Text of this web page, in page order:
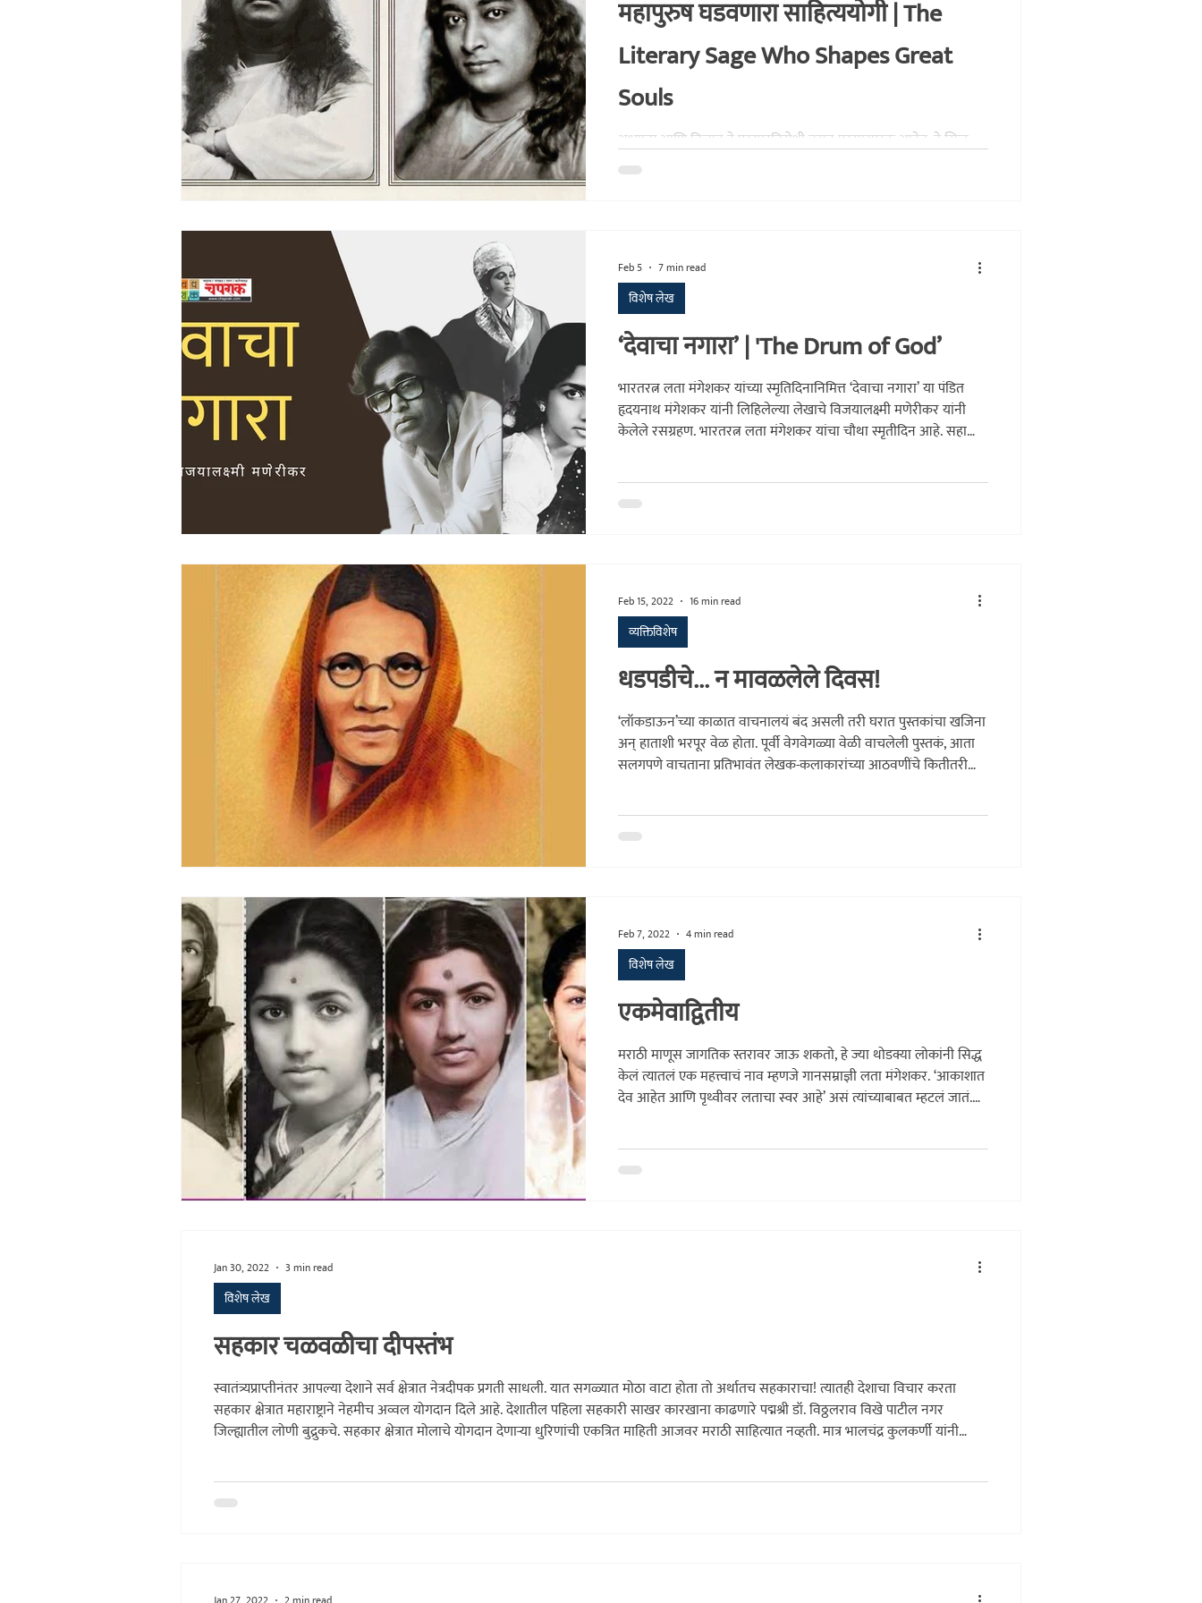
महापुरुष घडवणारा साहित्ययोगी | The
Literary Sage Who Shapes Great
Souls
अध्यात्म आणि विज्ञान हे परस्परविरोधी नसून परस्परपूरक आहेत, हे सिद्ध
करणारे क्रांतिकारी विचार असलेल्या; आधुनिक युगात मानसिक शांती आणि
यशाचा मार्ग दाखवणाऱ्या श्री परमहंस योगानंद यांच्या कालातीत साहित्यावर
‌‘देवाचा नगारा‌’ | 'The Drum of God’
भारतरत्न लता मंगेशकर यांच्या स्मृतिदिनानिमित्त ‌‘देवाचा नगारा‌’ या पंडित
हृदयनाथ मंगेशकर यांनी लिहिलेल्या लेखाचे विजयालक्ष्मी मणेरीकर यांनी
केलेले रसग्रहण. भारतरत्न लता मंगेशकर यांचा चौथा स्मृतीदिन आहे. सहा
स्मृतिपट लेखांच्या शृंखलेतून स्वतःच्या शब्दांत मांडत आहेत. त्यांचे लेखन
विशेष लेख
Feb 5 7 min read
धडपडीचे... न मावळलेले दिवस!
‘लॉकडाऊन’च्या काळात वाचनालयं बंद असली तरी घरात पुस्तकांचा खजिना
अन् हाताशी भरपूर वेळ होता. पूर्वी वेगवेगळ्या वेळी वाचलेली पुस्तकं, आता
सलगपणे वाचताना प्रतिभावंत लेखक-कलाकारांच्या आठवणींचे कितीतरी
करावी लागणारी धडपड, त्या काळचं शिक्षण, पाहिलेली स्वप्नं, जपलेली मूल्यं,
व्यक्तिविशेष
Feb 15, 2022 16 min read
एकमेवाद्वितीय
मराठी माणूस जागतिक स्तरावर जाऊ शकतो, हे ज्या थोडक्या लोकांनी सिद्ध
केलं त्यातलं एक महत्त्वाचं नाव म्हणजे गानसम्राज्ञी लता मंगेशकर. ‘आकाशात
देव आहेत आणि पृथ्वीवर लताचा स्वर आहे’ असं त्यांच्याबाबत म्हटलं जातं.
त्यांच्या व्यक्मितत्त्वाचं वेगळेपण म्हणजे त्या ज्या नायिकेसाठी गायच्या
विशेष लेख
Feb 7, 2022 4 min read
सहकार चळवळीचा दीपस्तंभ
स्वातंत्र्यप्राप्तीनंतर आपल्या देशाने सर्व क्षेत्रात नेत्रदीपक प्रगती साधली. यात सगळ्यात मोठा वाटा होता तो अर्थातच सहकाराचा! त्यातही देशाचा विचार करता
सहकार क्षेत्रात महाराष्ट्राने नेहमीच अव्वल योगदान दिले आहे. देशातील पहिला सहकारी साखर कारखाना काढणारे पद्मश्री डॉ. विठ्ठलराव विखे पाटील नगर
जिल्ह्यातील लोणी बुद्रुकचे. सहकार क्षेत्रात मोलाचे योगदान देणार्‍या धुरिणांची एकत्रित माहिती आजवर मराठी साहित्यात नव्हती. मात्र भालचंद्र कुलकर्णी यांनी
विशेष लेख
Jan 30, 2022 3 min read